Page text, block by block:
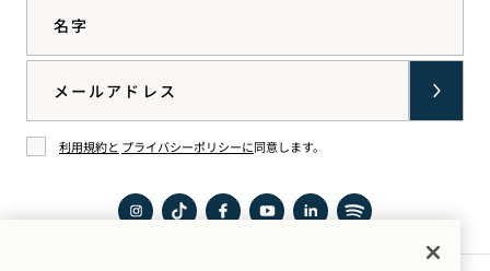
プレス情報
ョップ
同意する
利用規約と プライバシーポリシーに同意します。